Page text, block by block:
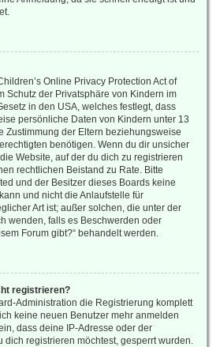
Online Privacy Protection Act of
Schutz der Privatsphäre von Kindern im
in den USA, welches festlegt, dass
persönliche Daten von Kindern unter 13
Zustimmung der Eltern beziehungsweise
benötigen. Wenn du dir unsicher
Website, auf der du dich zu registrieren
rechtlichen Beistand zu Rate. Bitte
und der Besitzer dieses Boards keine
und nicht die Anlaufstelle für
Art ist; außer solchen, die unter der
wenden, falls es Beschwerden oder
Forum gibt?“ behandelt werden.
registrieren?
Administration die Registrierung komplett
keine neuen Benutzer mehr anmelden
dass deine IP-Adresse oder der
dich registrieren möchtest, gesperrt wurden.